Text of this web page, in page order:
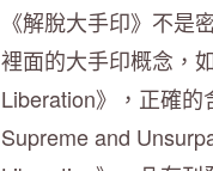
《解脫大手印》不是
裡面的大手印概念，
Liberation》，正確
Supreme and